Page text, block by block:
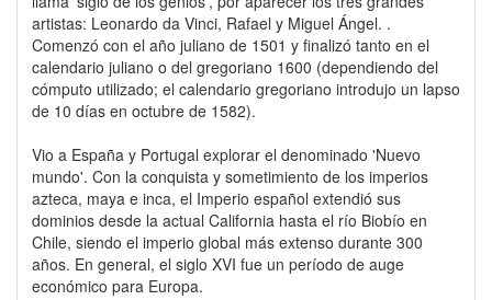
artistas: Leonardo da Vinci, Rafael y Miguel Ángel. .
Comenzó con el año juliano de 1501 y finalizó tanto en el
calendario juliano o del gregoriano 1600 (dependiendo del
cómputo utilizado; el calendario gregoriano introdujo un lapso
de 10 días en octubre de 1582).
Vio a España y Portugal explorar el denominado 'Nuevo
mundo'. Con la conquista y sometimiento de los imperios
azteca, maya e inca, el Imperio español extendió sus
dominios desde la actual California hasta el río Biobío en
Chile, siendo el imperio global más extenso durante 300
años. En general, el siglo XVI fue un período de auge
económico para Europa.